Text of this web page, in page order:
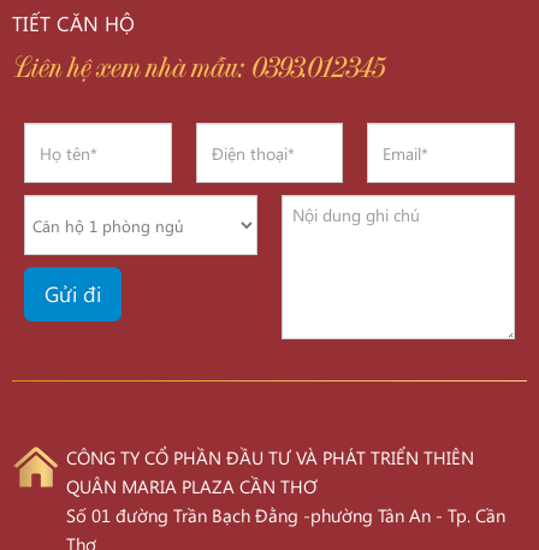
TIẾT CĂN HỘ
Liên hệ xem nhà mẫu: 0393.012345
CÔNG TY CỔ PHẦN ĐẦU TƯ VÀ PHÁT TRIỂN THIÊN
QUÂN MARIA PLAZA CẦN THƠ
Số 01 đường Trần Bạch Đằng -phường Tân An - Tp. Cần
Thơ